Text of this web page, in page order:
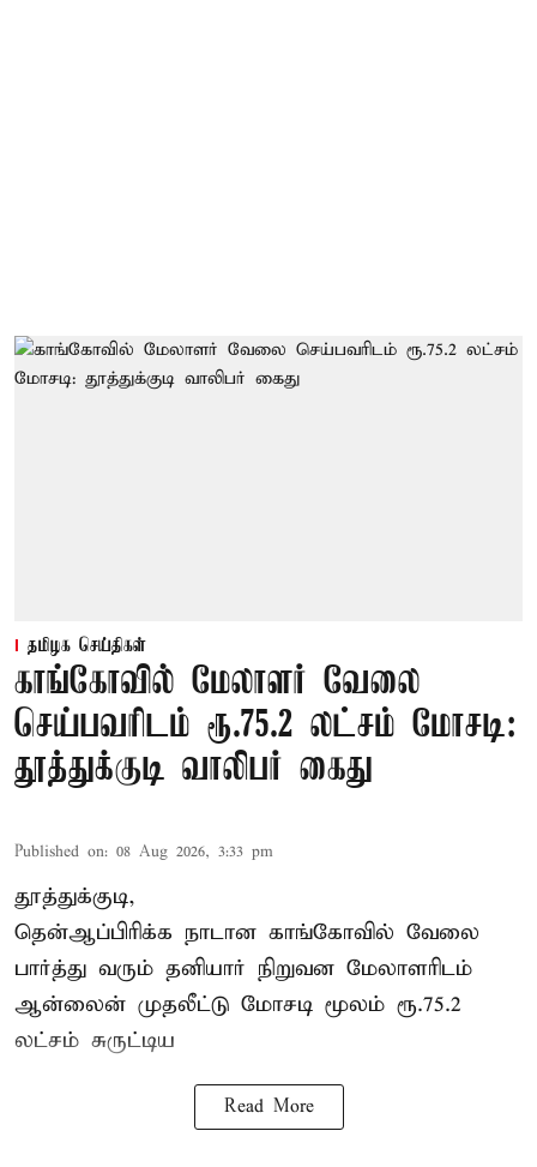
தமிழக செய்திகள்
காங்கோவில் மேலாளர் வேலை
செய்பவரிடம் ரூ.75.2 லட்சம் மோசடி:
தூத்துக்குடி வாலிபர் கைது
Published on: 08 Aug 2026, 3:33 pm
தூத்துக்குடி,
தென்ஆப்பிரிக்க நாடான காங்கோவில் வேலை
பார்த்து வரும் தனியார் நிறுவன மேலாளரிடம்
ஆன்லைன் முதலீட்டு மோசடி மூலம் ரூ.75.2
லட்சம் சுருட்டிய
Read More